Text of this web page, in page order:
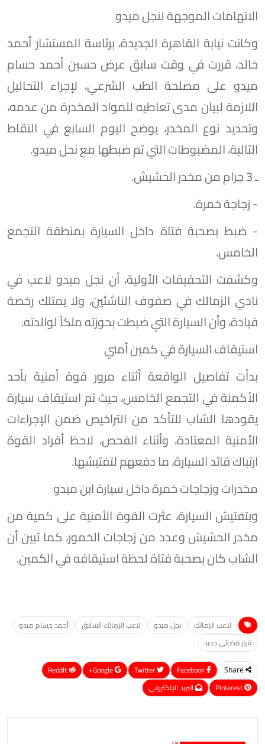
الاتهامات الموجهة لنجل ميدو
وكانت نيابة القاهرة الجديدة، برئاسة المستشار أحمد
خالد، قررت في وقت سابق عرض حسين أحمد حسام
ميدو على مصلحة الطب الشرعي، لإجراء التحاليل
اللازمة لبيان مدى تعاطيه للمواد المخدرة من عدمه،
وتحديد نوع المخدر، يوضح اليوم السابع في النقاط
التالية، المضبوطات التي تم ضبطها مع نحل ميدو.
ـ 3 جرام من مخدر الحشيش.
- زجاجة خمرة.
- ضبط بصحبة فتاة داخل السيارة بمنطقة التجمع
الخامس.
وكشفت التحقيقات الأولية، أن نجل ميدو لاعب في
نادي الزمالك في صفوف الناشئين، ولا يمتلك رخصة
قيادة، وأن السيارة التي ضبطت بحوزته ملكاً لوالدته.
استيقاف السيارة في كمين أمني
بدأت تفاصيل الواقعة أثناء مرور قوة أمنية بأحد
الأكمنة في التجمع الخامس، حيث تم استيقاف سيارة
يقودها الشاب للتأكد من التراخيص ضمن الإجراءات
الأمنية المعتادة، وأثناء الفحص، لاحظ أفراد القوة
ارتباك قائد السيارة، ما دفعهم لتفتيشها.
مخدرات وزجاجات خمرة داخل سيارة ابن ميدو
وبتفتيش السيارة، عثرت القوة الأمنية على كمية من
مخدر الحشيش وعدد من زجاجات الخمور، كما تبين أن
الشاب كان بصحبة فتاة لحظة استيقافه في الكمين.
لاعب الزمالك نجل ميدو لاعب الزمالك السابق
أحمد حسام ميدو
قرار قضائى جديد
Share
Google+
ReddIt
Pinterest
البريد الإلكتروني